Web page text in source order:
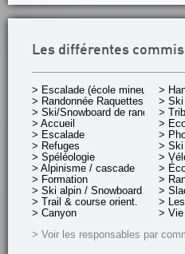
Les différentes
> Escalade (école mineurs)
> Randonnée Raquettes
> Ski/Snowboard de rando.
> Accueil
> Escalade
> Refuges
> Spéléologie
> Alpinisme / cascade
> Formation
> Ski alpin / Snowboard
> Trail & course orient.
> Canyon
>
> Ski
>
>
>
> Ski
>
>
>
>
>
> Vie
> Voir les responsables par